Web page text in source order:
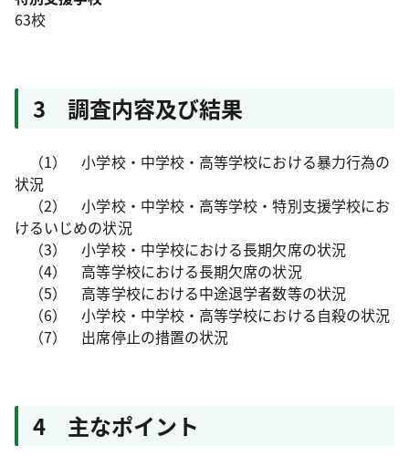
63校
3 調査内容及び結果
（1） 小学校・中学校・高等学校における暴力行為の
状況
（2） 小学校・中学校・高等学校・特別支援学校にお
けるいじめの状況
（3） 小学校・中学校における長期欠席の状況
（4） 高等学校における長期欠席の状況
（5） 高等学校における中途退学者数等の状況
（6） 小学校・中学校・高等学校における自殺の状況
（7） 出席停止の措置の状況
4 主なポイント